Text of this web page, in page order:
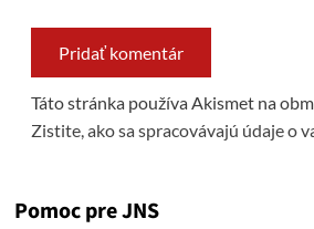
Táto stránka používa Akismet na
Zistite, ako sa spracovávajú údaje o
Pomoc pre JNS